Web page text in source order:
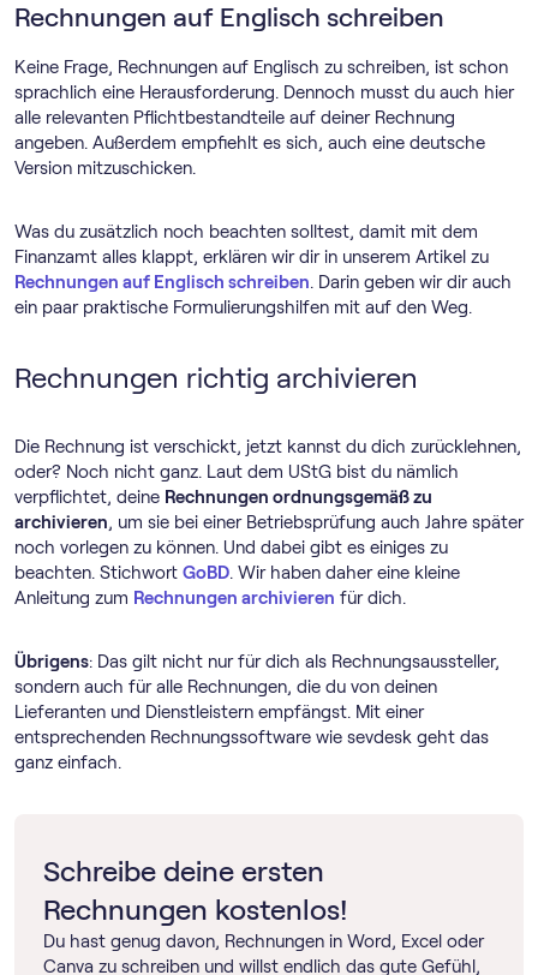
Rechnungen auf Englisch schreiben
Keine Frage, Rechnungen auf Englisch zu schreiben, ist schon
sprachlich eine Herausforderung. Dennoch musst du auch hier
alle relevanten Pflichtbestandteile auf deiner Rechnung
angeben. Außerdem empfiehlt es sich, auch eine deutsche
Version mitzuschicken.
Was du zusätzlich noch beachten solltest, damit mit dem
Finanzamt alles klappt, erklären wir dir in unserem Artikel zu
Rechnungen auf Englisch schreiben. Darin geben wir dir auch
ein paar praktische Formulierungshilfen mit auf den Weg.
Rechnungen richtig archivieren
Die Rechnung ist verschickt, jetzt kannst du dich zurücklehnen,
oder? Noch nicht ganz. Laut dem UStG bist du nämlich
verpflichtet, deine Rechnungen ordnungsgemäß zu
archivieren, um sie bei einer Betriebsprüfung auch Jahre später
noch vorlegen zu können. Und dabei gibt es einiges zu
beachten. Stichwort GoBD. Wir haben daher eine kleine
Anleitung zum Rechnungen archivieren für dich.
Übrigens: Das gilt nicht nur für dich als Rechnungsaussteller,
sondern auch für alle Rechnungen, die du von deinen
Lieferanten und Dienstleistern empfängst. Mit einer
entsprechenden Rechnungssoftware wie sevdesk geht das
ganz einfach.
Schreibe deine ersten
Rechnungen kostenlos!
Du hast genug davon, Rechnungen in Word, Excel oder
Canva zu schreiben und willst endlich das gute Gefühl,